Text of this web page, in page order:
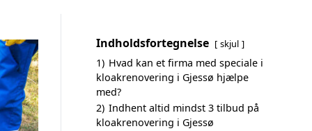
Indholdsfortegnelse skjul
1) Hvad kan et firma med speciale i
kloakrenovering i Gjessø hjælpe
med?
2) Indhent altid mindst 3 tilbud på
kloakrenovering i Gjessø